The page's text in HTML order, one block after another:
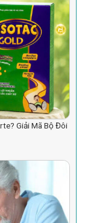
Giải Mã Bộ Đôi